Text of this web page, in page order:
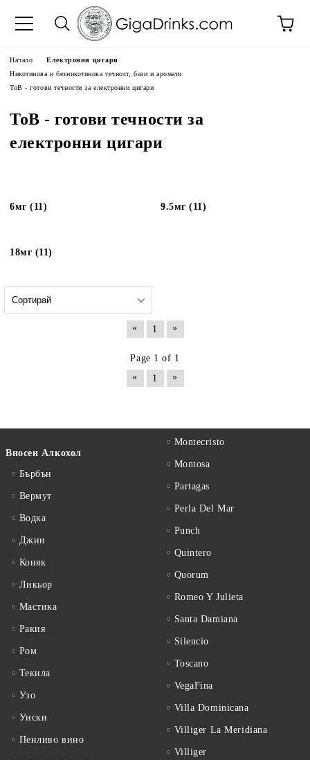
Начало
Електронни цигари
Никотинова и безникотинова течност, бази и аромати
ToB - готови течности за електронни цигари
ToB - готови течности за
електронни цигари
6мг (11) 9.5мг (11)
18мг (11)
« 1 »
Page 1 of 1
«
1 »
Вносен Алкохол
Бърбън
Вермут
Водка
Джин
Коняк
Ликьор
Мастика
Ракия
Ром
Текила
Узо
Уиски
Пенливо вино
Montecristo
Montosa
Partagas
Perla Del Mar
Punch
Quintero
Quorum
Romeo Y Julieta
Santa Damiana
Silencio
Toscano
VegaFina
Villa Dominicana
Villiger La Meridiana
Villiger